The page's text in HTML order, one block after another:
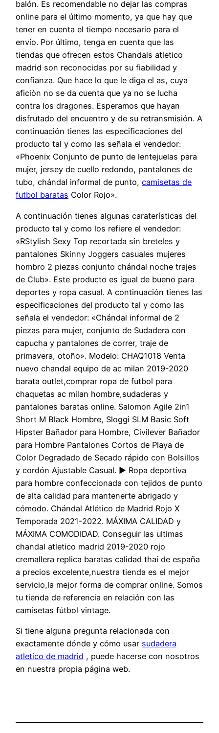
balón. Es recomendable no dejar las compras
online para el último momento, ya que hay que
tener en cuenta el tiempo necesario para el
envío. Por último, tenga en cuenta que las
tiendas que ofrecen estos Chandals atletico
madrid son reconocidas por su fiabilidad y
confianza. Que hace lo que le diga el as, cuya
aficiòn no se da cuenta que ya no se lucha
contra los dragones. Esperamos que hayan
disfrutado del encuentro y de su retransmisión. A
continuación tienes las especificaciones del
producto tal y como las señala el vendedor:
«Phoenix Conjunto de punto de lentejuelas para
mujer, jersey de cuello redondo, pantalones de
tubo, chándal informal de punto, camisetas de
futbol baratas Color Rojo».
A continuación tienes algunas caraterísticas del
producto tal y como los refiere el vendedor:
«RStylish Sexy Top recortada sin breteles y
pantalones Skinny Joggers casuales mujeres
hombro 2 piezas conjunto chándal noche trajes
de Club». Este producto es igual de bueno para
deportes y ropa casual. A continuación tienes las
especificaciones del producto tal y como las
señala el vendedor: «Chándal informal de 2
piezas para mujer, conjunto de Sudadera con
capucha y pantalones de correr, traje de
primavera, otoño». Modelo: CHAQ1018 Venta
nuevo chandal equipo de ac milan 2019-2020
barata outlet,comprar ropa de futbol para
chaquetas ac milan hombre,sudaderas y
pantalones baratas online. Salomon Agile 2in1
Short M Black Hombre, Sloggi SLM Basic Soft
Hipster Bañador para Hombre, Civilever Bañador
para Hombre Pantalones Cortos de Playa de
Color Degradado de Secado rápido con Bolsillos
y cordón Ajustable Casual. ▶ Ropa deportiva
para hombre confeccionada con tejidos de punto
de alta calidad para mantenerte abrigado y
cómodo. Chándal Atlético de Madrid Rojo X
Temporada 2021-2022. MÁXIMA CALIDAD y
MÁXIMA COMODIDAD. Conseguir las ultimas
chandal atletico madrid 2019-2020 rojo
cremallera replica baratas calidad thai de españa
a precios excelente,nuestra tienda es el mejor
servicio,la mejor forma de comprar online. Somos
tu tienda de referencia en relación con las
camisetas fútbol vintage.
Si tiene alguna pregunta relacionada con
exactamente dónde y cómo usar sudadera
atletico de madrid , puede hacerse con nosotros
en nuestra propia página web.